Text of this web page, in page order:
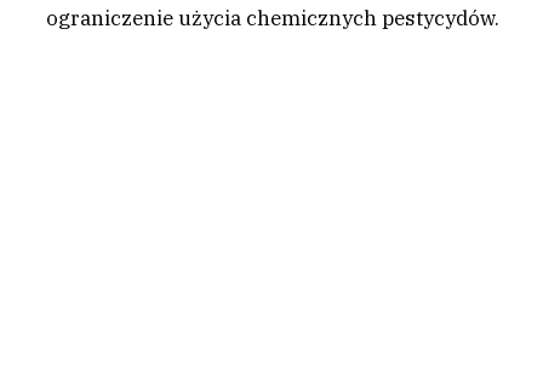
ograniczenie użycia chemicznych pestycydów.